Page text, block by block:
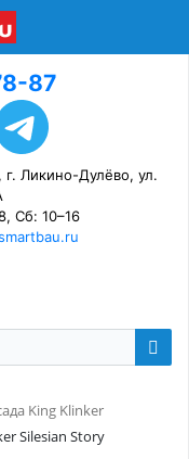
87
Ликино-Дулёво, ул.
Сб: 10–16
King Klinker
Silesian Story